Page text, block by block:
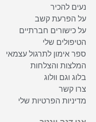
נעים להכיר
על הפרעת קשב
על כישורים חברתיים
הטיפולים שלי
ספר אימון לתרגול עצמאי
המלצות והצלחות
בלוג וגם וולוג
צרו קשר
מדיניות הפרטיות שלי